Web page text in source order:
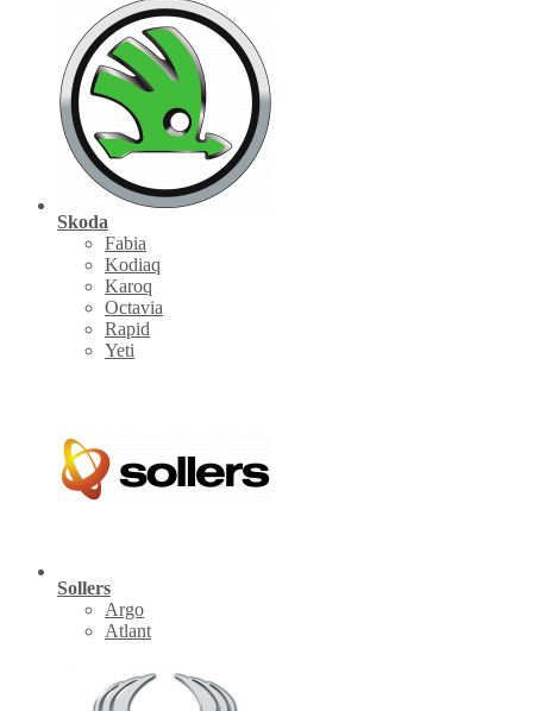
Skoda
Fabia
Kodiaq
Karoq
Octavia
Rapid
Yeti
Sollers
Argo
Atlant